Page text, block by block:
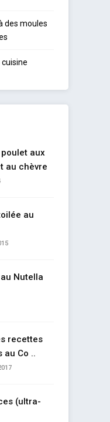
des moules
aux
au chèvre
au
Nutella
recettes
au Co ..
(ultra-